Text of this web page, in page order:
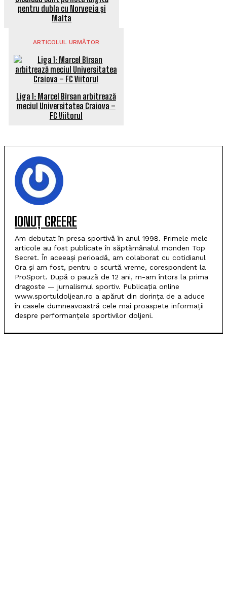
pentru dubla cu Norvegia și
Malta
ARTICOLUL URMĂTOR
Liga 1: Marcel Bîrsan arbitrează
meciul Universitatea Craiova –
FC Viitorul
IONUȚ GREERE
Am debutat în presa sportivă în anul 1998. Primele mele
articole au fost publicate în săptămânalul monden Top
Secret. În aceeași perioadă, am colaborat cu cotidianul
Ora și am fost, pentru o scurtă vreme, corespondent la
ProSport. După o pauză de 12 ani, m-am întors la prima
dragoste — jurnalismul sportiv. Publicația online
www.sportuldoljean.ro a apărut din dorința de a aduce
în casele dumneavoastră cele mai proaspete informații
despre performanțele sportivilor doljeni.